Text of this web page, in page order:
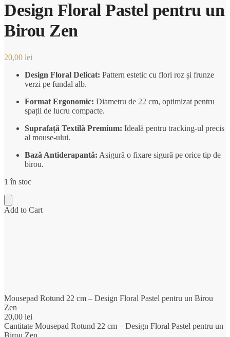
Design Floral Pastel pentru un
Birou Zen
20,00 lei
Design Floral Delicat: Pattern estetic cu flori roz și frunze
verzi pe fundal alb.
Format Ergonomic: Diametru de 22 cm, optimizat pentru
spații de lucru compacte.
Suprafață Textilă Premium: Ideală pentru tracking-ul precis
al mouse-ului.
Bază Antiderapantă: Asigură o fixare sigură pe orice tip de
birou.
1 în stoc
Add to Cart
Mousepad Rotund 22 cm – Design Floral Pastel pentru un Birou
Zen
20,00 lei
Cantitate Mousepad Rotund 22 cm – Design Floral Pastel pentru un
Birou Zen